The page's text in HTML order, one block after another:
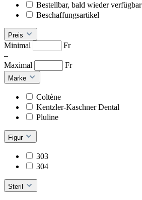
Bestellbar, bald wieder verfügbar
Beschaffungsartikel
Preis
Minimal
Fr
–
Maximal
Fr
Marke
Coltène
Kentzler-Kaschner Dental
Pluline
Figur
303
304
Steril